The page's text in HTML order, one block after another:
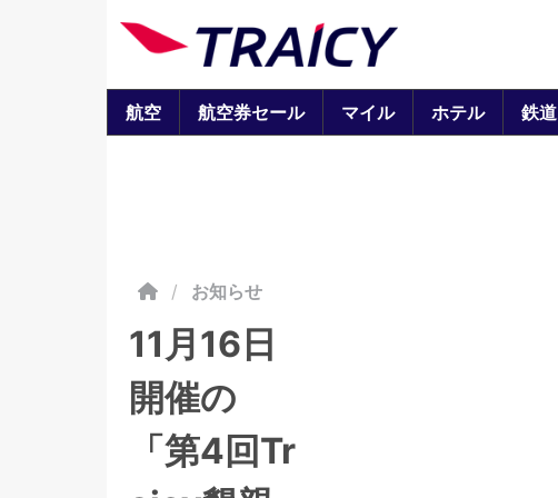
航空 航空券セール マイル ホテル 鉄道
/ お知らせ
11月16日
開催の
「第4回Tr